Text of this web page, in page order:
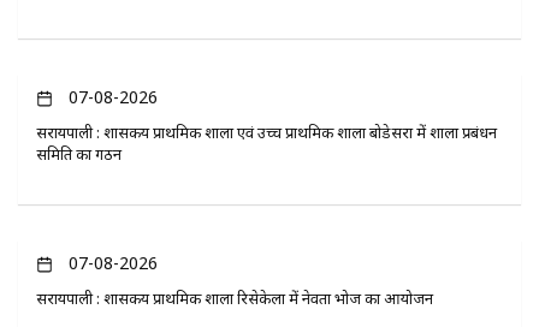
07-08-2026
सरायपाली : शासकीय प्राथमिक शाला एवं उच्च प्राथमिक शाला बोडेसरा में शाला प्रबंधन
समिति का गठन
07-08-2026
सरायपाली : शासकीय प्राथमिक शाला रिसेकेला में नेवता भोज का आयोजन